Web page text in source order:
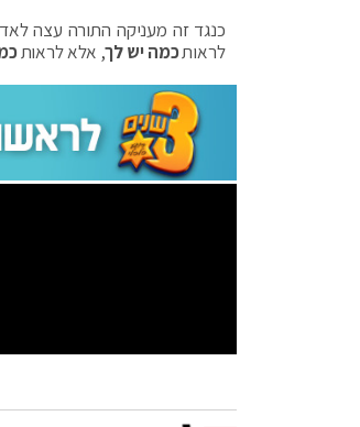
כנגד זה מעניקה התורה עצה
לראותכמה יש לך, אלא לראות